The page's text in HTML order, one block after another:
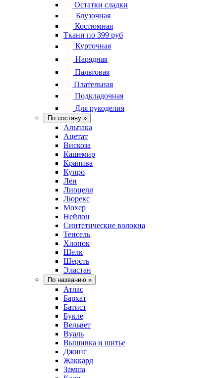
Остатки сладки
Блузочная
Костюмная
Ткани по 399 руб
Курточная
Нарядная
Пальтовая
Плательная
Подкладочная
Для рукоделия
По составу »
Альпака
Ацетат
Вискоза
Кашемир
Крапива
Купро
Лен
Лиоцелл
Люрекс
Мохер
Нейлон
Синтетические волокна
Тенсель
Хлопок
Шелк
Шерсть
Эластан
По названию »
Атлас
Бархат
Батист
Букле
Вельвет
Вуаль
Вышивка и шитье
Джинс
Жаккард
Замша